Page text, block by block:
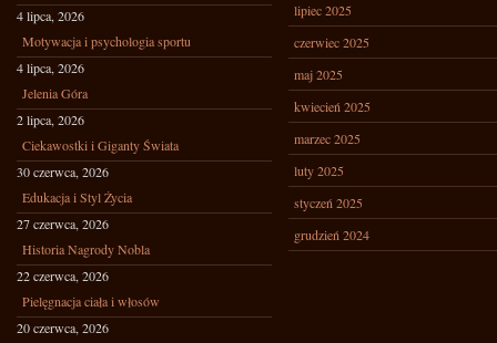
4 lipca, 2026
Motywacja i psychologia sportu
4 lipca, 2026
Jelenia Góra
2 lipca, 2026
Ciekawostki i Giganty Świata
30 czerwca, 2026
Edukacja i Styl Życia
27 czerwca, 2026
Historia Nagrody Nobla
22 czerwca, 2026
Pielęgnacja ciała i włosów
20 czerwca, 2026
lipiec 2025
czerwiec 2025
maj 2025
kwiecień 2025
marzec 2025
luty 2025
styczeń 2025
grudzień 2024